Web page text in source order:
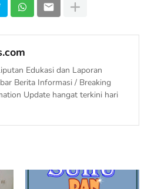
Edukasi dan Laporan
Berita Informasi / Breaking
Update hangat terkini hari